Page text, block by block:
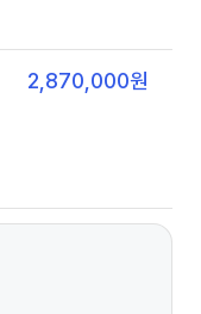
2,870,000원